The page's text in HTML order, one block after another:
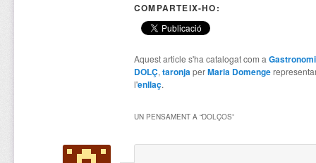
COMPARTEIX-HO:
Aquest article s'ha catalogat com a
DOLÇ, taronja perMaria Domenge
l'enllaç.
UN PENSAMENT A “DOLÇOS”